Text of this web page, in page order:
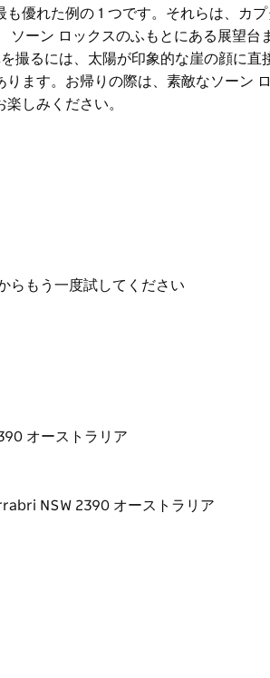
優れた例の 1 つです。それらは、カ
ソーン ロックスのふもとにある展望台
撮るには、太陽が印象的な崖の顔に直
ます。お帰りの際は、素敵なソーン
しみください。
優れた例の 1 つです。それらは、カプ
ックス ピクニック エリアで、ピクニッ
らもう一度試してください
オーストラリア